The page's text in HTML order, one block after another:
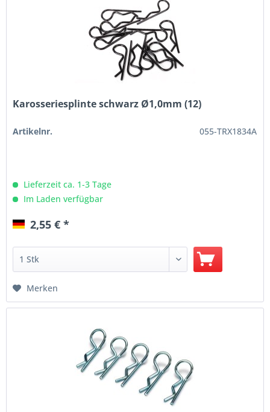
Karosseriesplinte schwarz Ø1,0mm (12)
Artikelnr. 055-TRX1834A
Lieferzeit ca. 1-3 Tage
Im Laden verfügbar
2,55 € *
Merken